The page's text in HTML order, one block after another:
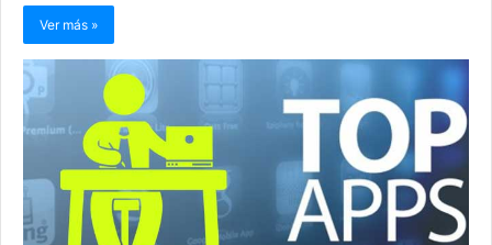
Ver más »